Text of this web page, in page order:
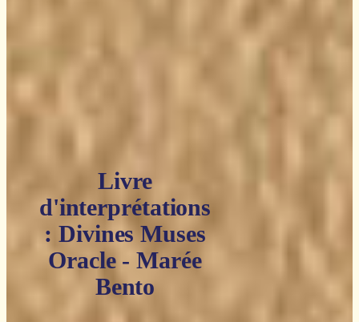
Livre
d'interprétations
: Divines Muses
Oracle - Marée
Bento